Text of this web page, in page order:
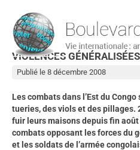
VIOLENCES
Publié le 8 décembre 2008
Les combats dans l’Est du
tueries, des viols et des pillages.
fuir leurs maisons depuis fin
combats opposant les forces du
et les soldats de l’armée